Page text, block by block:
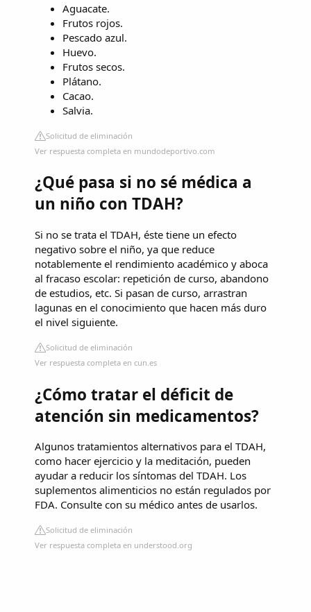
Aguacate.
Frutos rojos.
Pescado azul.
Huevo.
Frutos secos.
Plátano.
Cacao.
Salvia.
Solicitud de eliminación
Ver respuesta completa en mundodeportivo.com
¿Qué pasa si no sé médica a
un niño con TDAH?
Si no se trata el TDAH, éste tiene un efecto
negativo sobre el niño, ya que reduce
notablemente el rendimiento académico y aboca
al fracaso escolar: repetición de curso, abandono
de estudios, etc. Si pasan de curso, arrastran
lagunas en el conocimiento que hacen más duro
el nivel siguiente.
Solicitud de eliminación
Ver respuesta completa en cun.es
¿Cómo tratar el déficit de
atención sin medicamentos?
Algunos tratamientos alternativos para el TDAH,
como hacer ejercicio y la meditación, pueden
ayudar a reducir los síntomas del TDAH. Los
suplementos alimenticios no están regulados por
FDA. Consulte con su médico antes de usarlos.
Solicitud de eliminación
Ver respuesta completa en understood.org